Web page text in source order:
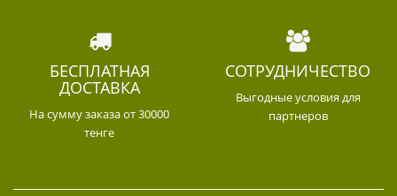
БЕСПЛАТНАЯ
ДОСТАВКА
На сумму заказа от 30000
тенге
СОТРУДНИЧЕСТВО
Выгодные условия для
партнеров